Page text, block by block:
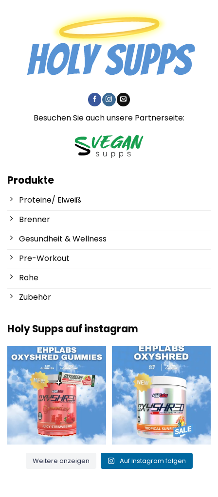
Besuchen Sie auch unsere Partnerseite:
Produkte
Proteine/ Eiweiß
Brenner
Gesundheit & Wellness
Pre-Workout
Rohe
Zubehör
Holy Supps auf instagram
Neu bei Holy Supps 🍬⚡
Die OxyShred Gummies von...
3 0
Mit wenig Fett und 150 mg Koffein
pro Portion! ⚡...
0 2
Weitere anzeigen Auf Instagram folgen